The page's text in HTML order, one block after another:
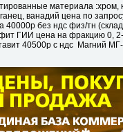
материала :хром,
ванадий цена по
40000р без ндс физ/тн
ГИИ цена на фракцию 0,
40500р с ндс Магний